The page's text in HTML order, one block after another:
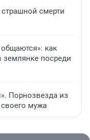
смерти
как
землянке посреди
Порнозвезда из
мужа